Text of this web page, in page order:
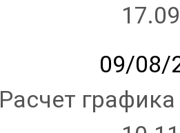
09/08/
Расчет